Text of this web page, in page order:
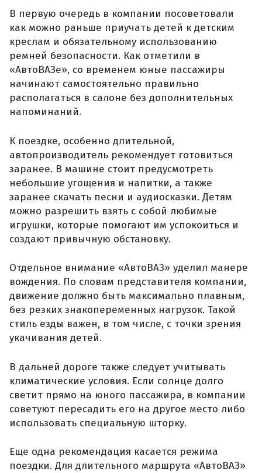
В первую очередь в компании посоветовали
как можно раньше приучать детей к детским
креслам и обязательному использованию
ремней безопасности. Как отметили в
«АвтоВАЗе», со временем юные пассажиры
начинают самостоятельно правильно
располагаться в салоне без дополнительных
напоминаний.
К поездке, особенно длительной,
автопроизводитель рекомендует готовиться
заранее. В машине стоит предусмотреть
небольшие угощения и напитки, а также
заранее скачать песни и аудиосказки. Детям
можно разрешить взять с собой любимые
игрушки, которые помогают им успокоиться и
создают привычную обстановку.
Отдельное внимание «АвтоВАЗ» уделил манере
вождения. По словам представителя компании,
движение должно быть максимально плавным,
без резких знакопеременных нагрузок. Такой
стиль езды важен, в том числе, с точки зрения
укачивания детей.
В дальней дороге также следует учитывать
климатические условия. Если солнце долго
светит прямо на юного пассажира, в компании
советуют пересадить его на другое место либо
использовать специальную шторку.
Еще одна рекомендация касается режима
поездки. Для длительного маршрута «АвтоВАЗ»